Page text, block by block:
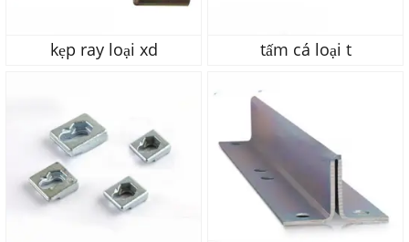
kẹp ray loại xd tấm cá loại t